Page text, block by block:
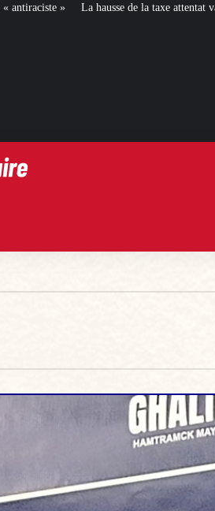
attentat va augmenter votre assurance en 2027